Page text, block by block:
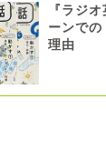
『ラジ
ーンでの
理由